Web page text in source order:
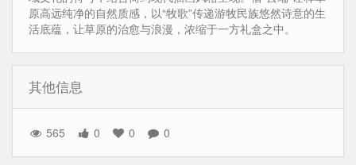
原高远纯净的自然质感，以“牧歌”传递游牧民族悠然诗意的生
活底蕴，让草原的治愈与浪漫，浓缩于一方礼盒之中。
其他信息
565 0 0 0